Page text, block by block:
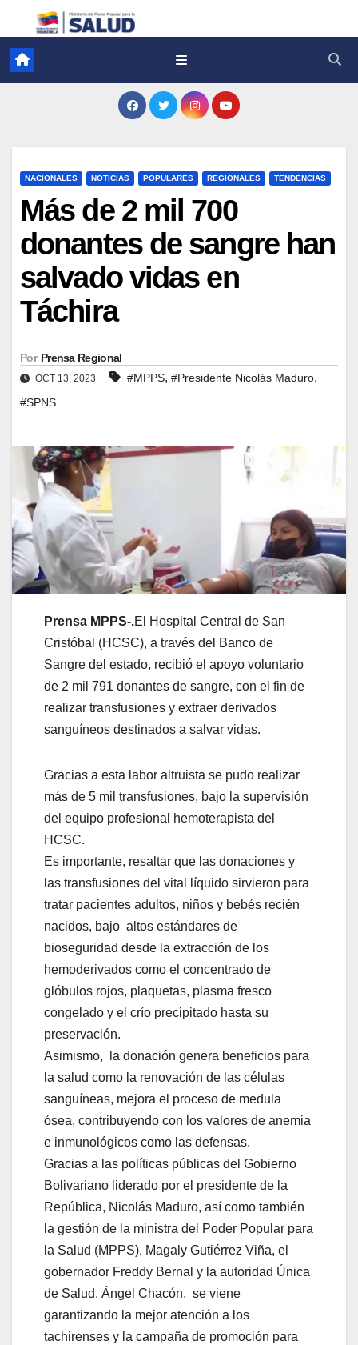
NACIONALES NOTICIAS POPULARES REGIONALES TENDENCIAS
Más de 2 mil 700
donantes de sangre han
salvado vidas en
Táchira
Por Prensa Regional
OCT 13, 2023 #MPPS, #Presidente Nicolás Maduro,
#SPNS
Prensa MPPS-.El Hospital Central de San
Cristóbal (HCSC), a través del Banco de
Sangre del estado, recibió el apoyo voluntario
de 2 mil 791 donantes de sangre, con el fin de
realizar transfusiones y extraer derivados
sanguíneos destinados a salvar vidas.
Gracias a esta labor altruista se pudo realizar
más de 5 mil transfusiones, bajo la supervisión
del equipo profesional hemoterapista del
HCSC.
Es importante, resaltar que las donaciones y
las transfusiones del vital líquido sirvieron para
tratar pacientes adultos, niños y bebés recién
nacidos, bajo altos estándares de
bioseguridad desde la extracción de los
hemoderivados como el concentrado de
glóbulos rojos, plaquetas, plasma fresco
congelado y el crío precipitado hasta su
preservación.
Asimismo, la donación genera beneficios para
la salud como la renovación de las células
sanguíneas, mejora el proceso de medula
ósea, contribuyendo con los valores de anemia
e inmunológicos como las defensas.
Gracias a las políticas públicas del Gobierno
Bolivariano liderado por el presidente de la
República, Nicolás Maduro, así como también
la gestión de la ministra del Poder Popular para
la Salud (MPPS), Magaly Gutiérrez Viña, el
gobernador Freddy Bernal y la autoridad Única
de Salud, Ángel Chacón, se viene
garantizando la mejor atención a los
tachirenses y la campaña de promoción para